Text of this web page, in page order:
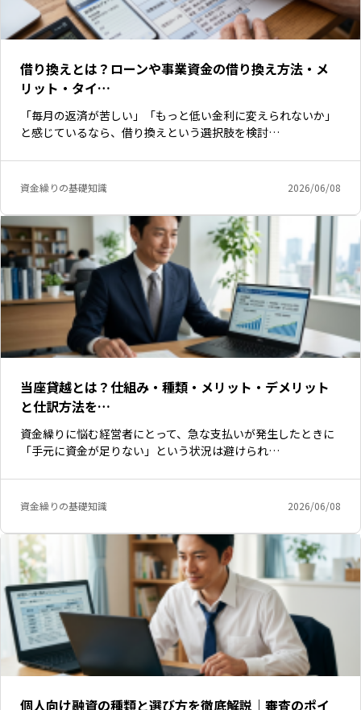
借り換えとは？ローンや事業資金の借り換え方法・メ
リット・タイ…
「毎月の返済が苦しい」「もっと低い金利に変えられないか」
と感じているなら、借り換えという選択肢を検討…
資金繰りの基礎知識 2026/06/08
当座貸越とは？仕組み・種類・メリット・デメリット
と仕訳方法を…
資金繰りに悩む経営者にとって、急な支払いが発生したときに
「手元に資金が足りない」という状況は避けられ…
資金繰りの基礎知識 2026/06/08
個人向け融資の種類と選び方を徹底解説｜審査のポイ